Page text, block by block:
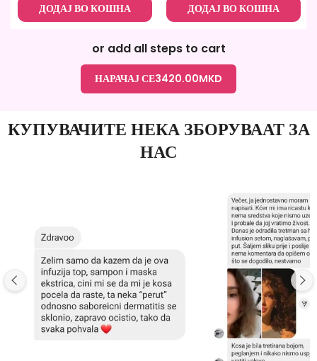
ДОДАЈ ВО КОШНА ДОДАЈ ВО КОШНА
or add all steps to cart
НАРАЧАЈ СЕ3420.00MKD
КУПУВАЧИТЕ НЕКА ЗБОРУВААТ ЗА
НАС